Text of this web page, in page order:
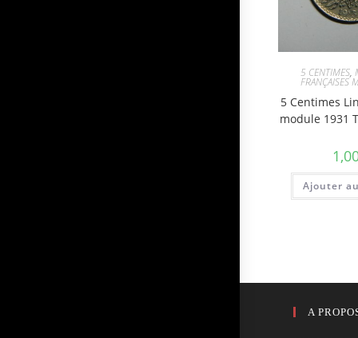
5 CENTIMES,
FRANÇAISES
5 Centimes
module 1931
Ajouter
A